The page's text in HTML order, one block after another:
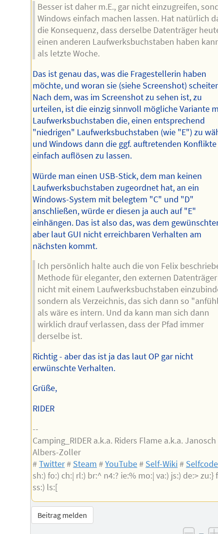
Besser ist daher m.E., gar nicht einzugreifen,
Windows einfach machen lassen. Hat natürlich
die Konsequenz, dass derselbe Datenträger
einen anderen Laufwerksbuchstaben haben
als letzte Woche.
Das ist genau das, was die Fragestellerin haben
möchte, und woran sie (siehe Screenshot)
Nach dem, was im Screenshot zu sehen ist, zu
urteilen, ist die einzig sinnvoll mögliche Variante
Laufwerksbuchstaben die, einen entsprechend
"niedrigen" Laufwerksbuchstaben (wie "E") zu
und Windows dann die ggf. auftretenden Konflikte
einfach auflösen zu lassen.
Würde man einen USB-Stick, dem man keinen
Laufwerksbuchstaben zugeordnet hat, an ein
Windows-System mit belegtem "C" und "D"
anschließen, würde er diesen ja auch auf "E"
einhängen. Das ist also das, was dem
aber laut GUI nicht erreichbaren Verhalten am
nächsten kommt.
Ich persönlich halte auch die von Felix
Methode für eleganter, den externen
nicht mit einem Laufwerksbuchstaben
sondern als Verzeichnis, das sich dann so
als wäre es intern. Und da kann man sich dann
wirklich drauf verlassen, dass der Pfad immer
derselbe ist.
Richtig - aber das ist ja das laut OP gar nicht
erwünschte Verhalten.
Grüße,
RIDER
--
Camping_RIDER a.k.a. Riders Flame a.k.a. Janosch
Albers-Zoller
#Twitter# Steam #YouTube# Self-Wiki# Selfcode
sh:) fo:) ch:| rl:) br:^ n4:? ie:% mo:| va:) js:) de:> zu:}
ss:) ls:[
Beitrag melden